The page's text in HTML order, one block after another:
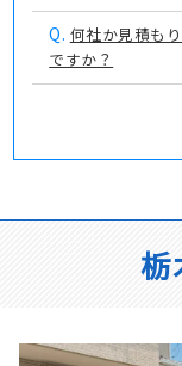
Q. 何社か見積も
ですか？
栃